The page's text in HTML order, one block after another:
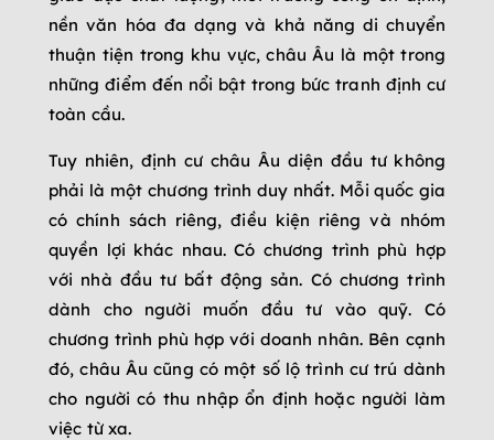
nền văn hóa đa dạng và khả năng di chuyển
thuận tiện trong khu vực, châu Âu là một trong
những điểm đến nổi bật trong bức tranh định cư
toàn cầu.
Tuy nhiên, định cư châu Âu diện đầu tư không
phải là một chương trình duy nhất. Mỗi quốc gia
có chính sách riêng, điều kiện riêng và nhóm
quyền lợi khác nhau. Có chương trình phù hợp
với nhà đầu tư bất động sản. Có chương trình
dành cho người muốn đầu tư vào quỹ. Có
chương trình phù hợp với doanh nhân. Bên cạnh
đó, châu Âu cũng có một số lộ trình cư trú dành
cho người có thu nhập ổn định hoặc người làm
việc từ xa.